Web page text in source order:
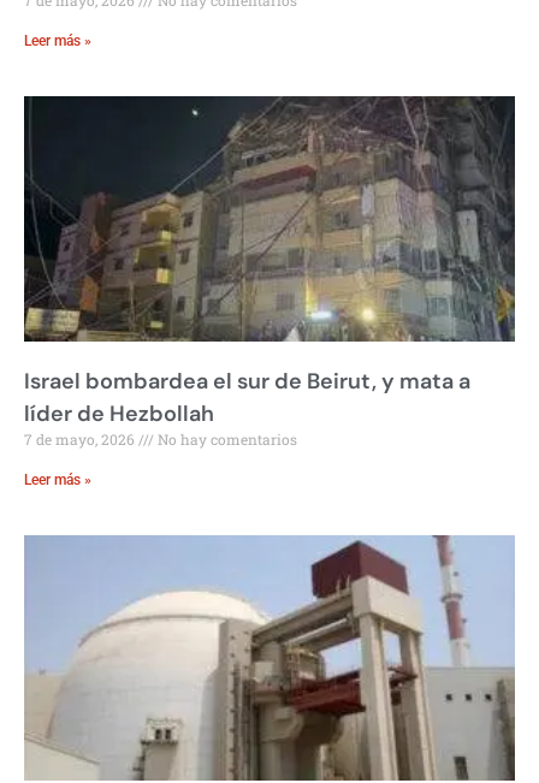
Leer más »
Israel bombardea el sur de Beirut, y mata a
líder de Hezbollah
7 de mayo, 2026 No hay comentarios
Leer más »